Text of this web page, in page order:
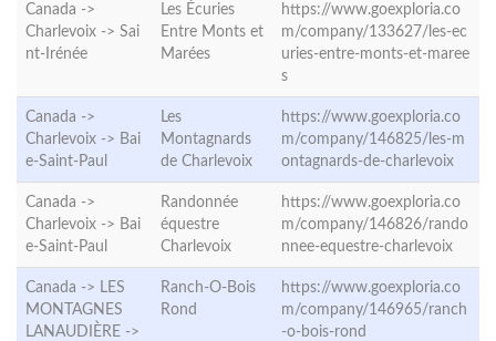
Canada ->
Charlevoix -> Sai
nt-Irénée
Les Écuries
Entre Monts et
Marées
https://www.goexploria.co
m/company/133627/les-ec
uries-entre-monts-et-maree
s
Canada ->
Charlevoix -> Bai
e-Saint-Paul
Les
Montagnards
de Charlevoix
https://www.goexploria.co
m/company/146825/les-m
ontagnards-de-charlevoix
Canada ->
Charlevoix -> Bai
e-Saint-Paul
Randonnée
équestre
Charlevoix
https://www.goexploria.co
m/company/146826/rando
nnee-equestre-charlevoix
Canada -> LES
MONTAGNES
LANAUDIÈRE ->
Ranch-O-Bois
Rond
https://www.goexploria.co
m/company/146965/ranch
-o-bois-rond